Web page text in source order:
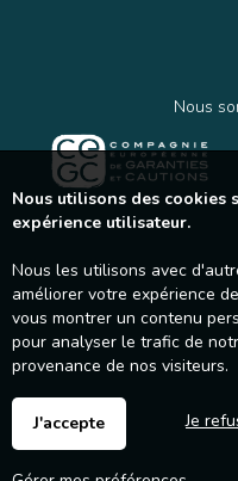
Nous
Nous utilisons des cookies
expérience utilisateur.
Nous les utilisons avec
améliorer votre expérience
vous montrer un contenu
pour analyser le trafic de
provenance de nos visiteurs.
J'accepte Je